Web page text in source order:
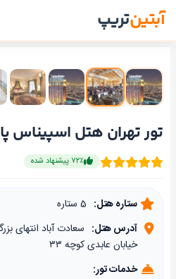
آبتینتریپ
تور تهران هتل اسپیناس
۷۲٪ پیشنهاد شده
ستاره هتل:
آدرس هتل: سعادت آباد انتهای
خیابان عابدی کوچه ۳۳
خدمات تور: